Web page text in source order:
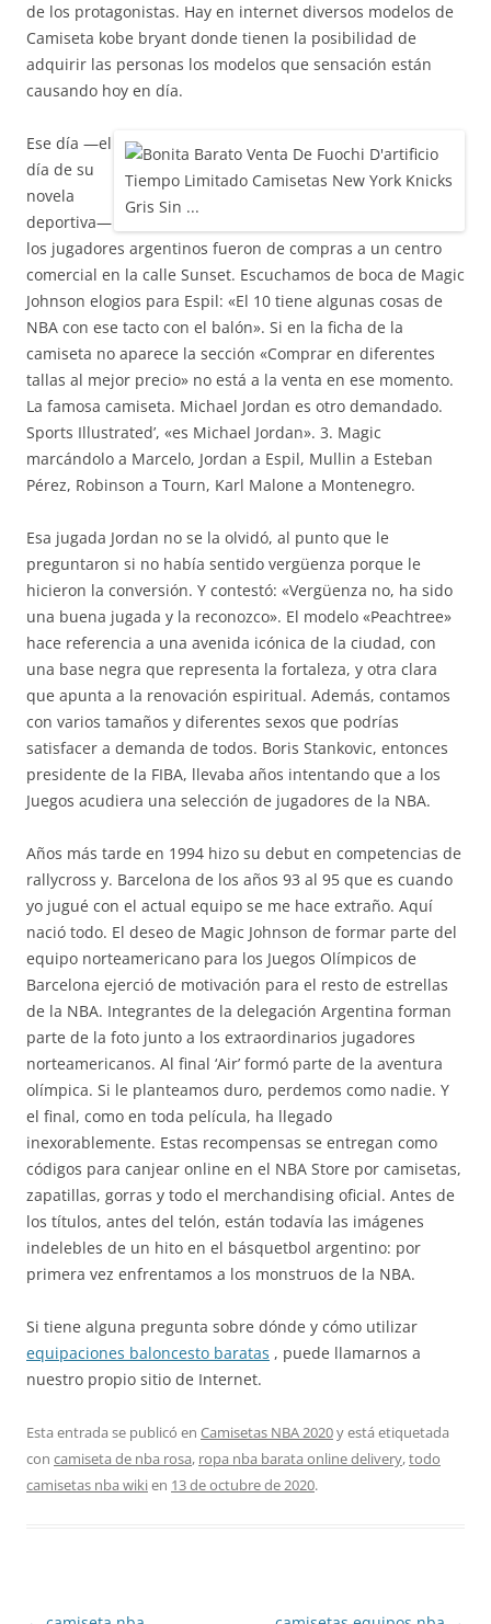
de los protagonistas. Hay en internet diversos modelos de
Camiseta kobe bryant donde tienen la posibilidad de
adquirir las personas los modelos que sensación están
causando hoy en día.
Ese día —el
día de su
novela
deportiva—
los jugadores argentinos fueron de compras a un centro
comercial en la calle Sunset. Escuchamos de boca de Magic
Johnson elogios para Espil: «El 10 tiene algunas cosas de
NBA con ese tacto con el balón». Si en la ficha de la
camiseta no aparece la sección «Comprar en diferentes
tallas al mejor precio» no está a la venta en ese momento.
La famosa camiseta. Michael Jordan es otro demandado.
Sports Illustrated’, «es Michael Jordan». 3. Magic
marcándolo a Marcelo, Jordan a Espil, Mullin a Esteban
Pérez, Robinson a Tourn, Karl Malone a Montenegro.
Esa jugada Jordan no se la olvidó, al punto que le
preguntaron si no había sentido vergüenza porque le
hicieron la conversión. Y contestó: «Vergüenza no, ha sido
una buena jugada y la reconozco». El modelo «Peachtree»
hace referencia a una avenida icónica de la ciudad, con
una base negra que representa la fortaleza, y otra clara
que apunta a la renovación espiritual. Además, contamos
con varios tamaños y diferentes sexos que podrías
satisfacer a demanda de todos. Boris Stankovic, entonces
presidente de la FIBA, llevaba años intentando que a los
Juegos acudiera una selección de jugadores de la NBA.
Años más tarde en 1994 hizo su debut en competencias de
rallycross y. Barcelona de los años 93 al 95 que es cuando
yo jugué con el actual equipo se me hace extraño. Aquí
nació todo. El deseo de Magic Johnson de formar parte del
equipo norteamericano para los Juegos Olímpicos de
Barcelona ejerció de motivación para el resto de estrellas
de la NBA. Integrantes de la delegación Argentina forman
parte de la foto junto a los extraordinarios jugadores
norteamericanos. Al final ‘Air’ formó parte de la aventura
olímpica. Si le planteamos duro, perdemos como nadie. Y
el final, como en toda película, ha llegado
inexorablemente. Estas recompensas se entregan como
códigos para canjear online en el NBA Store por camisetas,
zapatillas, gorras y todo el merchandising oficial. Antes de
los títulos, antes del telón, están todavía las imágenes
indelebles de un hito en el básquetbol argentino: por
primera vez enfrentamos a los monstruos de la NBA.
Si tiene alguna pregunta sobre dónde y cómo utilizar
equipaciones baloncesto baratas , puede llamarnos a
nuestro propio sitio de Internet.
Esta entrada se publicó en Camisetas NBA 2020y está etiquetada
con camiseta de nba rosa, ropa nba barata online delivery,todo
camisetas nba wikien 13 de octubre de 2020.